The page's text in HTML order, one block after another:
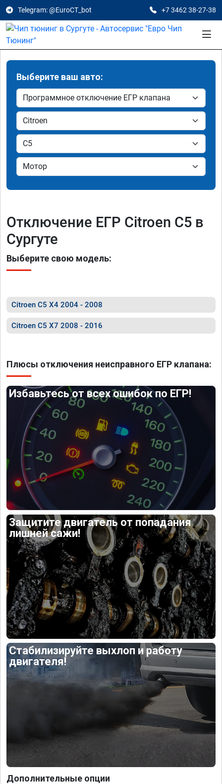
Telegram: @EuroCT_bot +7 3462 38-27-38
Выберите ваш авто:
Отключение ЕГР Citroen C5 в
Сургуте
Выберите свою модель:
Citroen C5 X4 2004 - 2008
Citroen C5 X7 2008 - 2016
Плюсы отключения неисправного ЕГР клапана:
Избавьтесь от всех ошибок по ЕГР!
Защитите двигатель от попадания
лишней сажи!
Стабилизируйте выхлоп и работу
двигателя!
Дополнительные опции